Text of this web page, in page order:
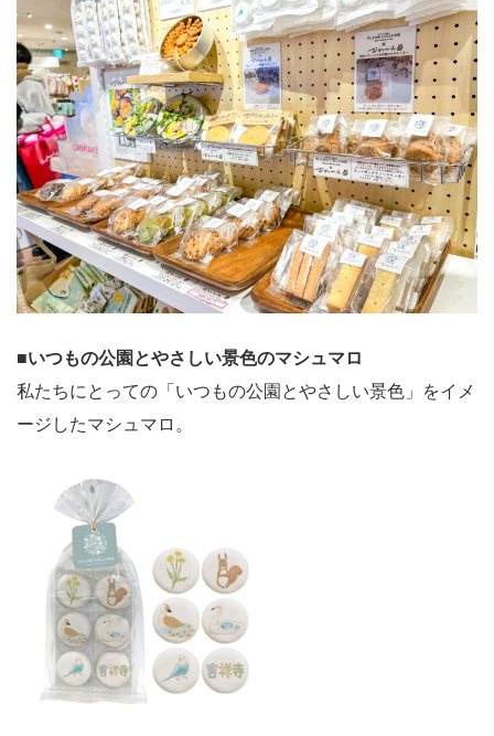
■いつもの公園とやさしい景色のマシュマロ
私たちにとっての「いつもの公園とやさしい景色」をイメ
ージしたマシュマロ。